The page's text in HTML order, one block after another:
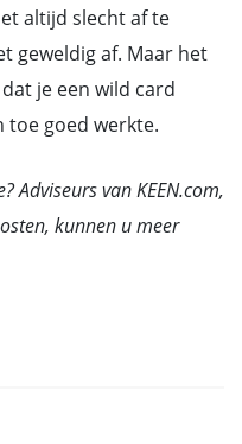
altijd slecht af te
geweldig af. Maar het
je een wild card
goed werkte.
Adviseurs van KEEN.com,
kunnen u meer